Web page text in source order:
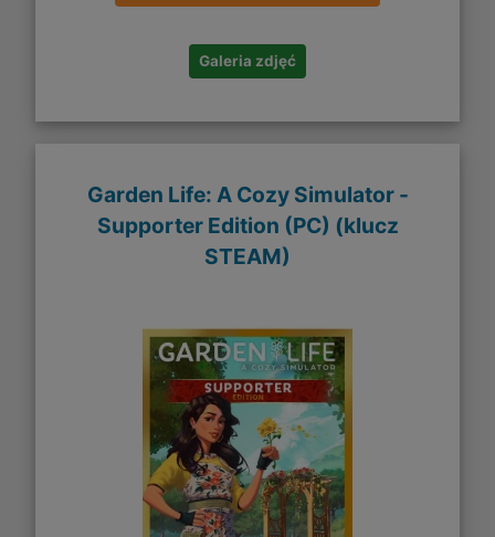
Galeria zdjęć
Garden Life: A Cozy Simulator -
Supporter Edition (PC) (klucz
STEAM)